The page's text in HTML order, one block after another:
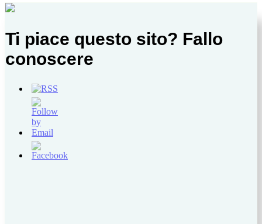
Ti piace questo sito? Fallo
conoscere